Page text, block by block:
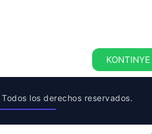
KONTINYE
los derechos reservados.